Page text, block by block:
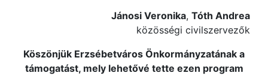
Jánosi Veronika, Tóth Andrea
közösségi civilszervezők
Köszönjük Erzsébetváros Önkormányzatának a
támogatást, mely lehetővé tette ezen program